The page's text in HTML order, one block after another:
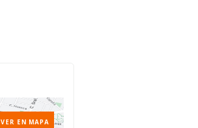
VER EN MAPA